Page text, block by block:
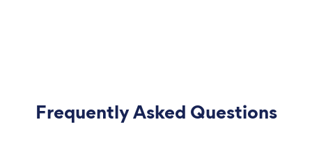
Frequently Asked Questions